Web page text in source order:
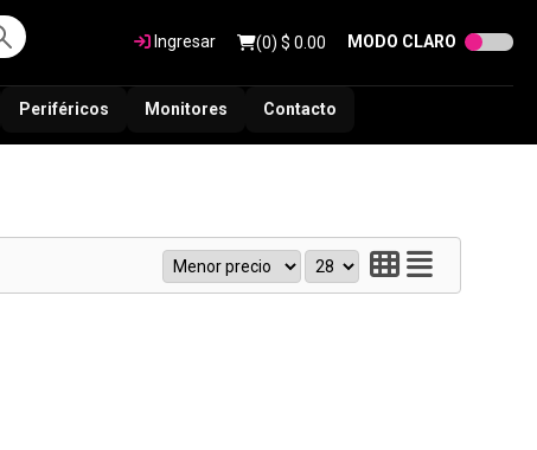
Ingresar (0) $ 0.00 MODO CLARO
Periféricos Monitores Contacto